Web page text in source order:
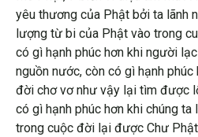
yêu thương của Phật bởi ta lãnh
lượng từ bi của Phật vào trong
có gì hạnh phúc hơn khi người
nguồn nước, còn có gì hạnh
đời chơ vơ như vậy lại tìm được
có gì hạnh phúc hơn khi chúng
trong cuộc đời lại được Chư